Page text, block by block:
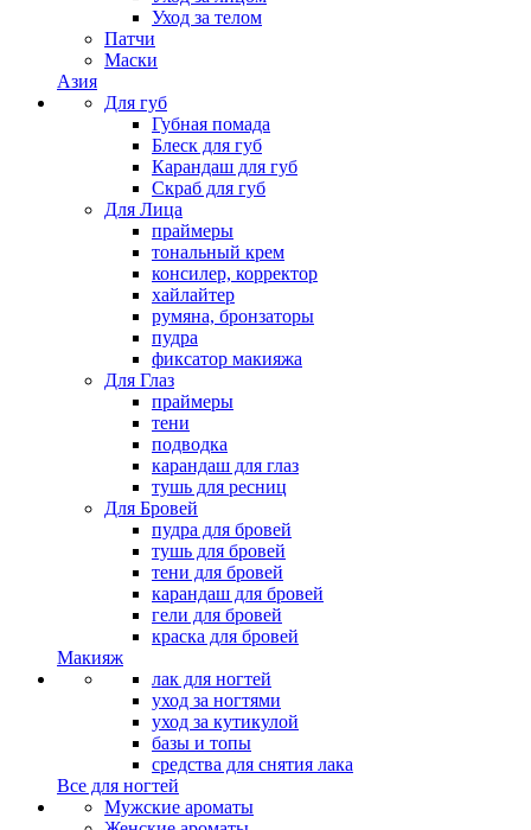
Уход за телом
Патчи
Маски
Азия
Для губ
Губная помада
Блеск для губ
Карандаш для губ
Скраб для губ
Для Лица
праймеры
тональный крем
консилер, корректор
хайлайтер
румяна, бронзаторы
пудра
фиксатор макияжа
Для Глаз
праймеры
тени
подводка
карандаш для глаз
тушь для ресниц
Для Бровей
пудра для бровей
тушь для бровей
тени для бровей
карандаш для бровей
гели для бровей
краска для бровей
Макияж
лак для ногтей
уход за ногтями
уход за кутикулой
базы и топы
средства для снятия лака
Все для ногтей
Мужские ароматы